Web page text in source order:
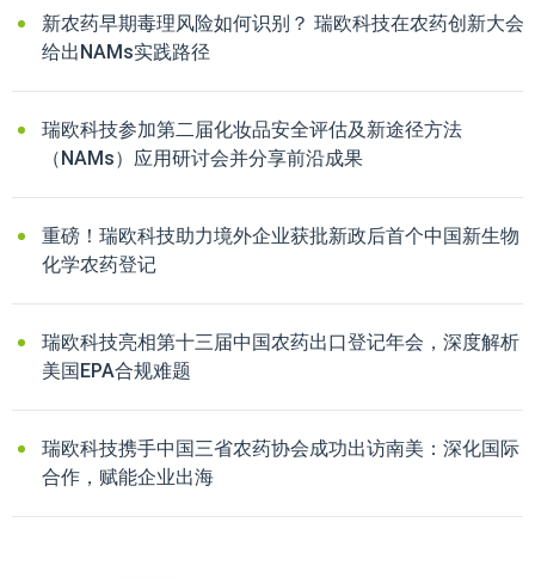
新农药早期毒理风险如何识别？ 瑞欧科技在农药创新大会
给出NAMs实践路径
瑞欧科技参加第二届化妆品安全评估及新途径方法
（NAMs）应用研讨会并分享前沿成果
重磅！瑞欧科技助力境外企业获批新政后首个中国新生物
化学农药登记
瑞欧科技亮相第十三届中国农药出口登记年会，深度解析
美国EPA合规难题
瑞欧科技携手中国三省农药协会成功出访南美：深化国际
合作，赋能企业出海